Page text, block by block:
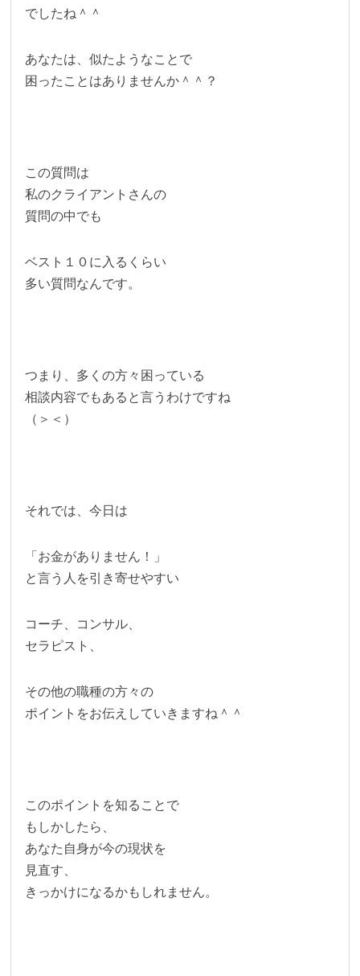
でしたね＾＾
あなたは、似たようなことで
困ったことはありませんか＾＾？
この質問は
私のクライアントさんの
質問の中でも
ベスト１０に入るくらい
多い質問なんです。
つまり、多くの方々困っている
相談内容でもあると言うわけですね
（＞＜）
それでは、今日は
「お金がありません！」
と言う人を引き寄せやすい
コーチ、コンサル、
セラピスト、
その他の職種の方々の
ポイントをお伝えしていきますね＾＾
このポイントを知ることで
もしかしたら、
あなた自身が今の現状を
見直す、
きっかけになるかもしれません。